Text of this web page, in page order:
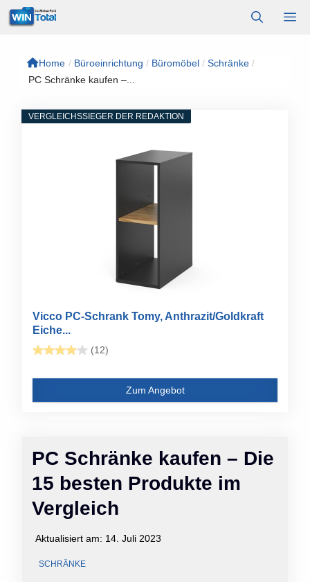
Zum
Inhalt
Home / Büroeinrichtung / Büromöbel / Schränke /
PC Schränke kaufen –...
PC Schränke kaufen – Die
15 besten Produkte im
Vergleich
Aktualisiert am: 14. Juli 2023
SCHRÄNKE
VERGLEICHSSIEGER DER REDAKTION
Vicco PC-Schrank Tomy, Anthrazit/Goldkraft
Eiche...
(12)
Zum Angebot